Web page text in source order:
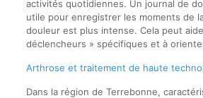
activités quotidiennes. Un journal de
utile pour enregistrer les moments de
douleur est plus intense. Cela peut
déclencheurs » spécifiques et à
Arthrose et traitement de haute
Dans la région de Terrebonne,